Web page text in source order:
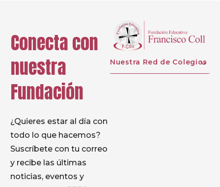
Conecta con
nuestra
Fundación
¿Quieres estar al día con
todo lo que hacemos?
Suscríbete con tu correo
y recibe las últimas
noticias, eventos y
Nuestra Red de Colegios